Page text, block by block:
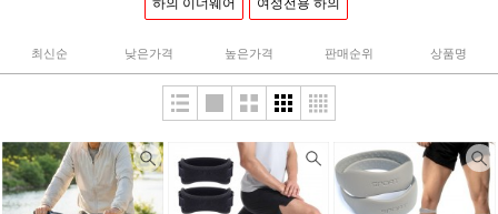
하의 이너웨어 여성전용 하의
최신순 낮은가격 높은가격 판매순위 상품명